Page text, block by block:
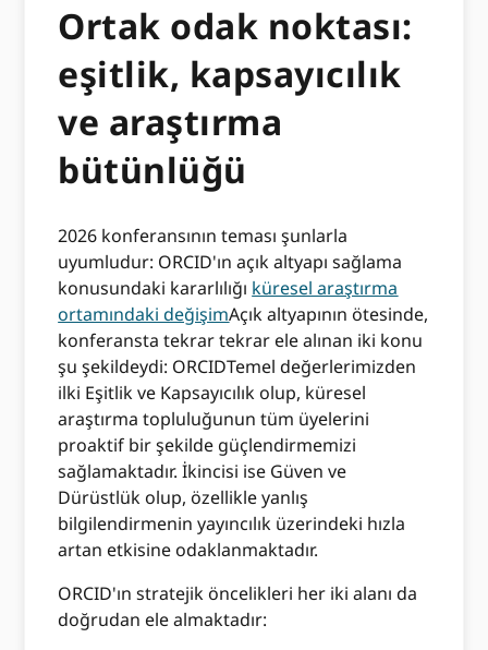
Ortak odak noktası:
eşitlik, kapsayıcılık
ve araştırma
bütünlüğü
2026 konferansının teması şunlarla
uyumludur: ORCID'ın açık altyapı sağlama
konusundaki kararlılığı küresel araştırma
ortamındaki değişimAçık altyapının ötesinde,
konferansta tekrar tekrar ele alınan iki konu
şu şekildeydi: ORCIDTemel değerlerimizden
ilki Eşitlik ve Kapsayıcılık olup, küresel
araştırma topluluğunun tüm üyelerini
proaktif bir şekilde güçlendirmemizi
sağlamaktadır. İkincisi ise Güven ve
Dürüstlük olup, özellikle yanlış
bilgilendirmenin yayıncılık üzerindeki hızla
artan etkisine odaklanmaktadır.
ORCID'ın stratejik öncelikleri her iki alanı da
doğrudan ele almaktadır: